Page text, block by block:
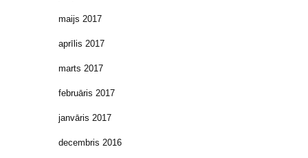
maijs 2017
aprīlis 2017
marts 2017
februāris 2017
janvāris 2017
decembris 2016